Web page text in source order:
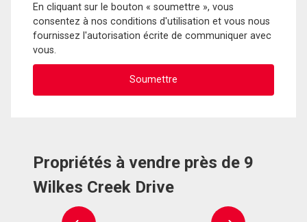
En cliquant sur le bouton « soumettre », vous
consentez à nos conditions d'utilisation et vous nous
fournissez l'autorisation écrite de communiquer avec
vous.
Propriétés à vendre près de 9
Wilkes Creek Drive